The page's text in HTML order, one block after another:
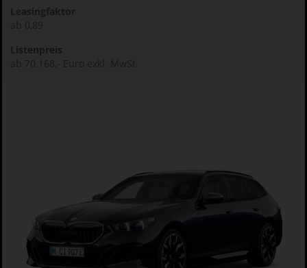
Leasingfaktor
ab 0,89
Listenpreis
ab 70.168,- Euro exkl. MwSt.